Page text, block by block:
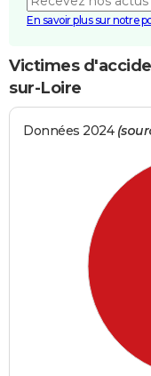
En savoir plus sur notre
Victimes
sur-Loire
Données 2024